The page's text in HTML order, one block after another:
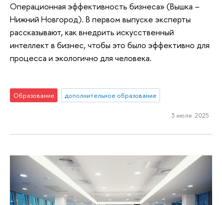
Операционная эффективность бизнеса» (Вышка –
Нижний Новгород). В первом выпуске эксперты
рассказывают, как внедрить искусственный
интеллект в бизнес, чтобы это было эффективно для
процесса и экологично для человека.
Образование дополнительное образование
3 июля 2025